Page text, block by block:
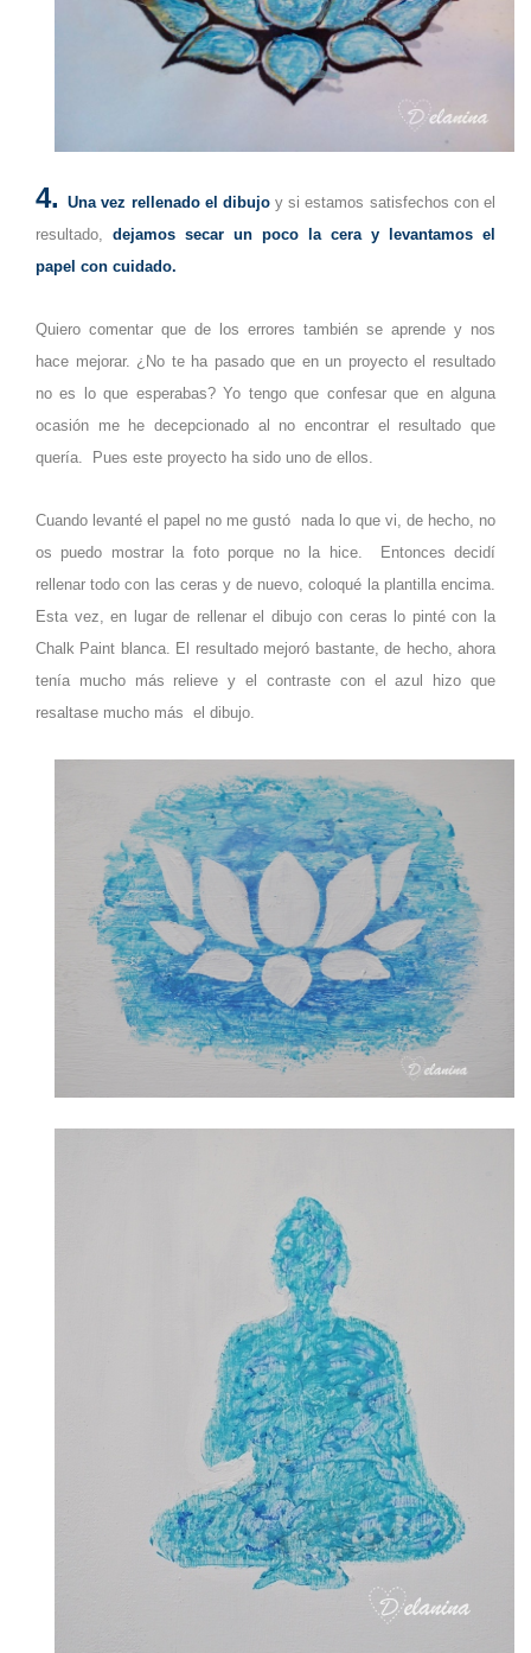
4. Una vez rellenado el dibujoy si estamos satisfechos con el
resultado, dejamos secar un poco la cera y levantamos el
papel con cuidado.
Quiero comentar que de los errores también se aprende y nos
hace mejorar. ¿No te ha pasado que en un proyecto el resultado
no es lo que esperabas? Yo tengo que confesar que en alguna
ocasión me he decepcionado al no encontrar el resultado que
quería. Pues este proyecto ha sido uno de ellos.
Cuando levanté el papel no me gustó nada lo que vi, de hecho, no
os puedo mostrar la foto porque no la hice. Entonces decidí
rellenar todo con las ceras y de nuevo, coloqué la plantilla encima.
Esta vez, en lugar de rellenar el dibujo con ceras lo pinté con la
Chalk Paint blanca. El resultado mejoró bastante, de hecho, ahora
tenía mucho más relieve y el contraste con el azul hizo que
resaltase mucho más el dibujo.